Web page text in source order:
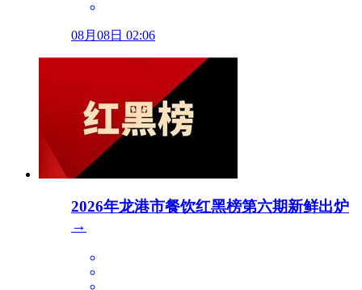
08月08日 02:06
2026年龙港市餐饮红黑榜第六期新鲜出炉
→